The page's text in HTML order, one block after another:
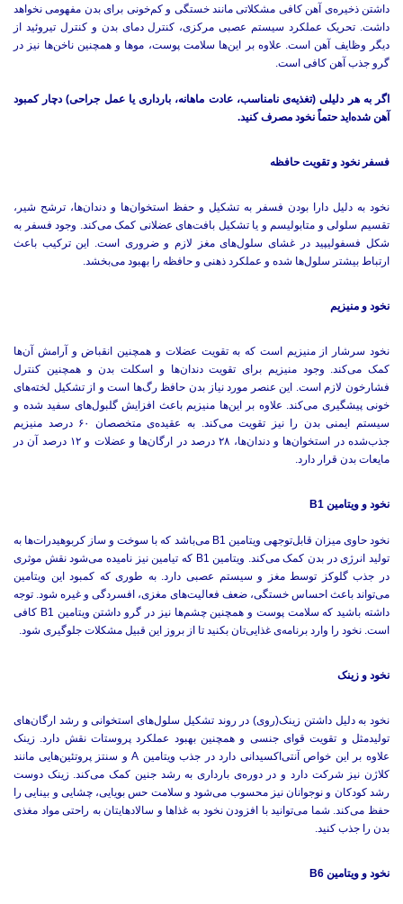
داشتن ذخیره‌ی آهن کافی مشکلاتی مانند خستگی و کم‌خونی برای بدن مفهومی نخواهد
داشت. تحریک عملکرد سیستم عصبی مرکزی، کنترل دمای بدن و کنترل تیروئید از
دیگر وظایف آهن است. علاوه بر این‌ها سلامت پوست، موها و همچنین ناخن‌ها نیز در
گرو جذب آهن کافی است.
اگر به هر دلیلی (تغذیه‌ی نامناسب، عادت ماهانه، بارداری یا عمل جراحی) دچار کمبود
آهن شده‌اید حتماً نخود مصرف کنید.
فسفر نخود و تقویت حافظه
نخود به دلیل دارا بودن فسفر به تشکیل و حفظ استخوان‌ها و دندان‌ها، ترشح شیر،
تقسیم سلولی و متابولیسم و یا تشکیل بافت‌های عضلانی کمک می‌کند. وجود فسفر به
شکل فسفولیپید در غشای سلول‌های مغز لازم و ضروری است. این ترکیب باعث
ارتباط بیشتر سلول‌ها شده و عملکرد ذهنی و حافظه را بهبود می‌بخشد.
نخود و منیزیم
نخود سرشار از منیزیم است که به تقویت عضلات و همچنین انقباض و آرامش آن‌ها
کمک می‌کند. وجود منیزیم برای تقویت دندان‌ها و اسکلت بدن و همچنین کنترل
فشارخون لازم است. این عنصر مورد نیاز بدن حافظ رگ‌ها است و از تشکیل لخته‌های
خونی پیشگیری می‌کند. علاوه بر این‌ها منیزیم باعث افزایش گلبول‌های سفید شده و
سیستم ایمنی بدن را نیز تقویت می‌کند. به عقیده‌ی متخصصان ۶۰ درصد منیزیم
جذب‌شده در استخوان‌ها و دندان‌ها، ۲۸ درصد در ارگان‌ها و عضلات و ۱۲ درصد آن در
مایعات بدن قرار دارد.
نخود و ویتامین B1
نخود حاوی میزان قابل‌توجهی ویتامین B1 می‌باشد که با سوخت و ساز کربوهیدرات‌ها به
تولید انرژی در بدن کمک می‌کند. ویتامین B1 که تیامین نیز نامیده می‌شود نقش موثری
در جذب گلوکز توسط مغز و سیستم عصبی دارد. به طوری که کمبود این ویتامین
می‌تواند باعث احساس خستگی، ضعف فعالیت‌های مغزی، افسردگی و غیره شود. توجه
داشته باشید که سلامت پوست و همچنین چشم‌ها نیز در گرو داشتن ویتامین B1 کافی
است. نخود را وارد برنامه‌ی غذایی‌تان بکنید تا از بروز این قبیل مشکلات جلوگیری شود.
نخود و زینک
نخود به دلیل داشتن زینک(روی) در روند تشکیل سلول‌های استخوانی و رشد ارگان‌های
تولیدمثل و تقویت قوای جنسی و همچنین بهبود عملکرد پروستات نقش دارد. زینک
علاوه بر این خواص آنتی‌اکسیدانی دارد در جذب ویتامین A و سنتز پروتئین‌هایی مانند
کلاژن نیز شرکت دارد و در دوره‌ی بارداری به رشد جنین کمک می‌کند. زینک دوست
رشد کودکان و نوجوانان نیز محسوب می‌شود و سلامت حس بویایی، چشایی و بینایی را
حفظ می‌کند. شما می‌توانید با افزودن نخود به غذاها و سالادهایتان به راحتی مواد مغذی
بدن را جذب کنید.
نخود و ویتامین B6